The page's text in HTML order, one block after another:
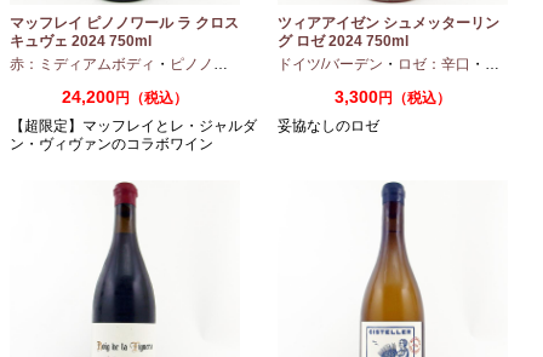
マッフレイ ピノノワール ラ クロス
キュヴェ 2024 750ml
赤：ミディアムボディ ・ ピノノワール
24,200円（税込）
【超限定】マッフレイとレ・ジャルダ
ン・ヴィヴァンのコラボワイン
ツィアアイゼン シュメッターリン
グ ロゼ 2024 750ml
ドイツ/バーデン ・ ロゼ：辛口 ・ ピノノ
3,300円（税込）
妥協なしのロゼ